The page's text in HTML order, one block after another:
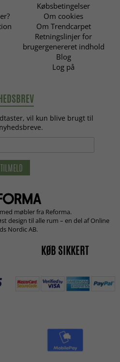
Købsbetingelser
Om cookies
Om Trendcarpet
Retningslinjer for
brugergenereret indhold
Blog
Log på
vil kun blive brugt til
TILMELD
møbler fra Reforma.
design til alle rum – en del af Online
Nordic AB.
KØB SIKKERT